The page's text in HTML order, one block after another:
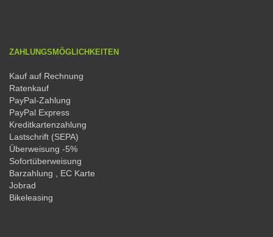
ZAHLUNGSMÖGLICHKEITEN
Kauf auf Rechnung
Ratenkauf
PayPal-Zahlung
PayPal Express
Kreditkartenzahlung
Lastschrift (SEPA)
Überweisung -5%
Sofortüberweisung
Barzahlung , EC Karte
Jobrad
Bikeleasing